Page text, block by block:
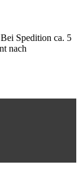
Spedition ca. 5
nach